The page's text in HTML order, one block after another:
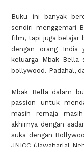
Buku ini banyak
sendiri menggemari
film, tapi juga belajar
dengan orang India
keluarga Mbak Bella
bollywood. Padahal,
Mbak Bella dalam
passion untuk
masih remaja
akhirnya dengan
suka dengan
JNICC (Jawaharlal